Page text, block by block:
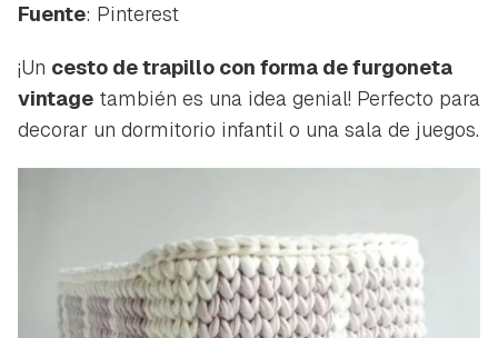
Fuente: Pinterest
¡Un cesto de trapillo con forma de furgoneta
vintage también es una idea genial! Perfecto para
decorar un dormitorio infantil o una sala de juegos.